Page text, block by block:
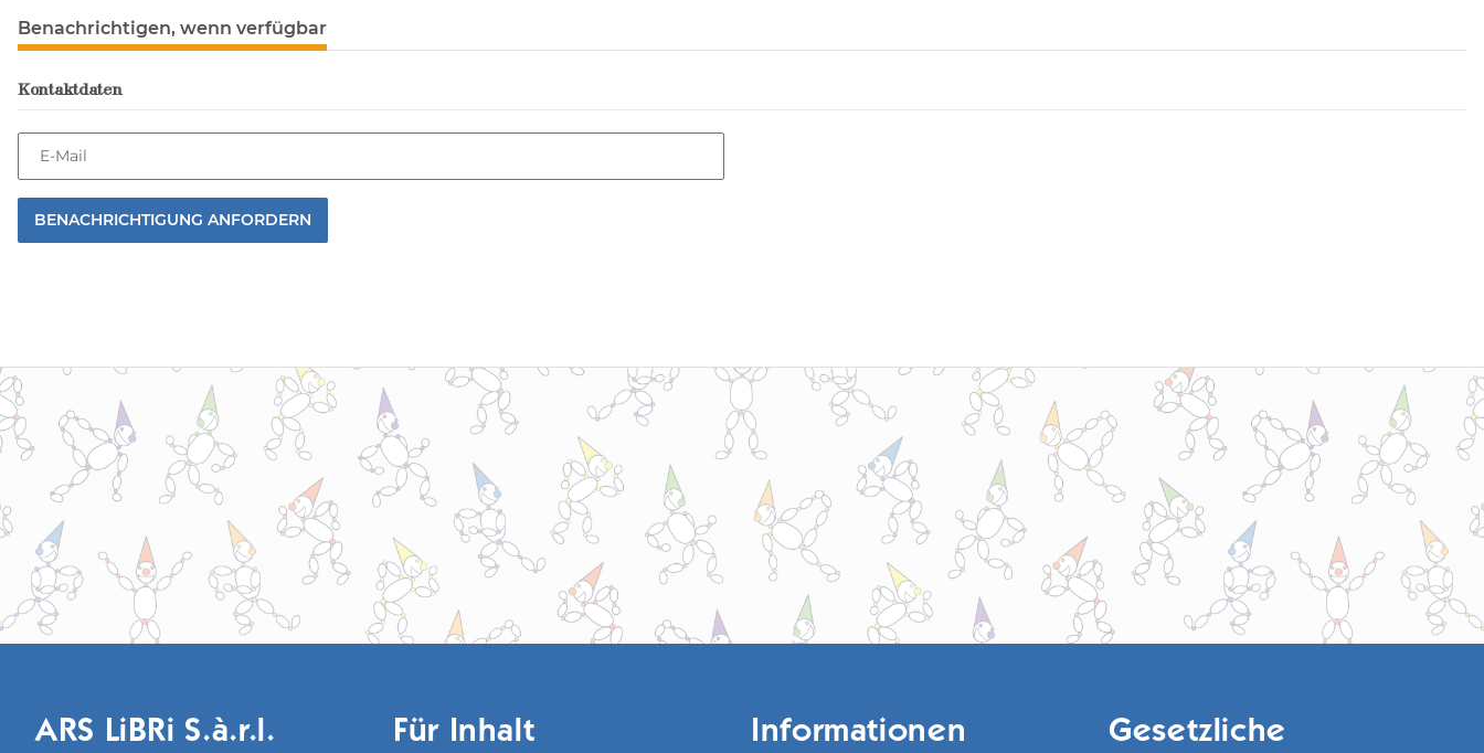
Benachrichtigen, wenn verfügbar
Kontaktdaten
E-Mail
BENACHRICHTIGUNG ANFORDERN
ARS LiBRi S.à.r.l.
Für Inhalt
Informationen
Gesetzliche